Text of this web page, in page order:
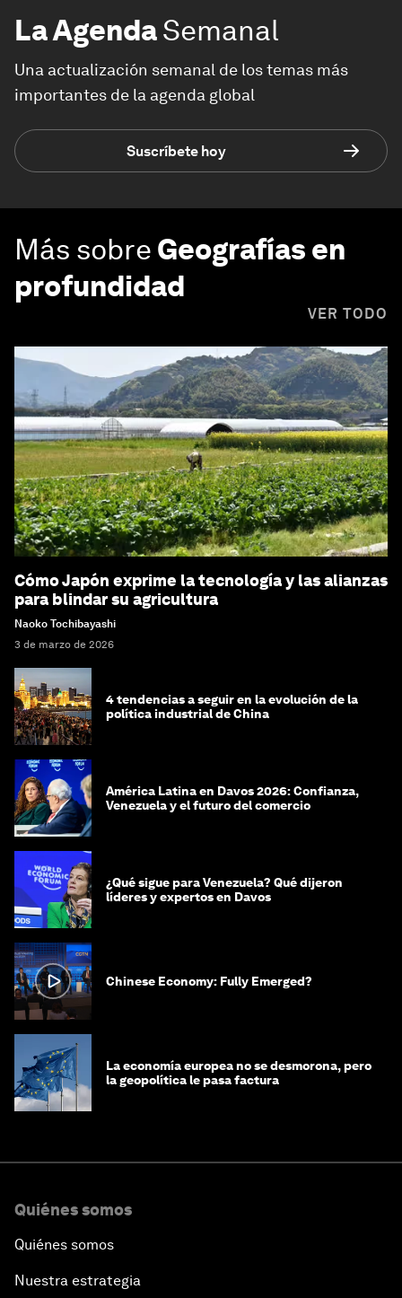
La AgendaSemanal
Una actualización semanal de los temas más
importantes de la agenda global
Suscríbete hoy
Más sobre Geografías en
profundidad
VER TODO
Cómo Japón exprime la tecnología y las alianzas
para blindar su agricultura
Naoko Tochibayashi
3 de marzo de 2026
4 tendencias a seguir en la evolución de la
política industrial de China
América Latina en Davos 2026: Confianza,
Venezuela y el futuro del comercio
¿Qué sigue para Venezuela? Qué dijeron
líderes y expertos en Davos
Chinese Economy: Fully Emerged?
La economía europea no se desmorona, pero
la geopolítica le pasa factura
Quiénes somos
Quiénes somos
Nuestra estrategia